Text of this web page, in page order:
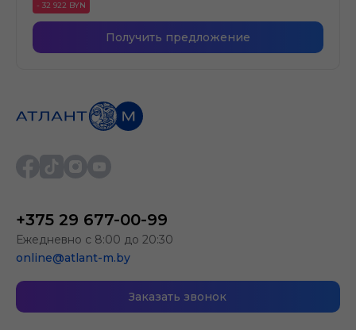
- 32 922 BYN
Получить предложение
+375 29 677-00-99
Ежедневно с 8:00 до 20:30
online@atlant-m.by
Заказать звонок